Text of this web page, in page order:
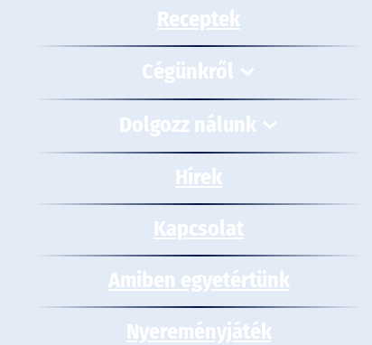
Receptek
Cégünkről
Dolgozz nálunk
Hírek
Kapcsolat
Amiben egyetértünk
Nyereményjáték